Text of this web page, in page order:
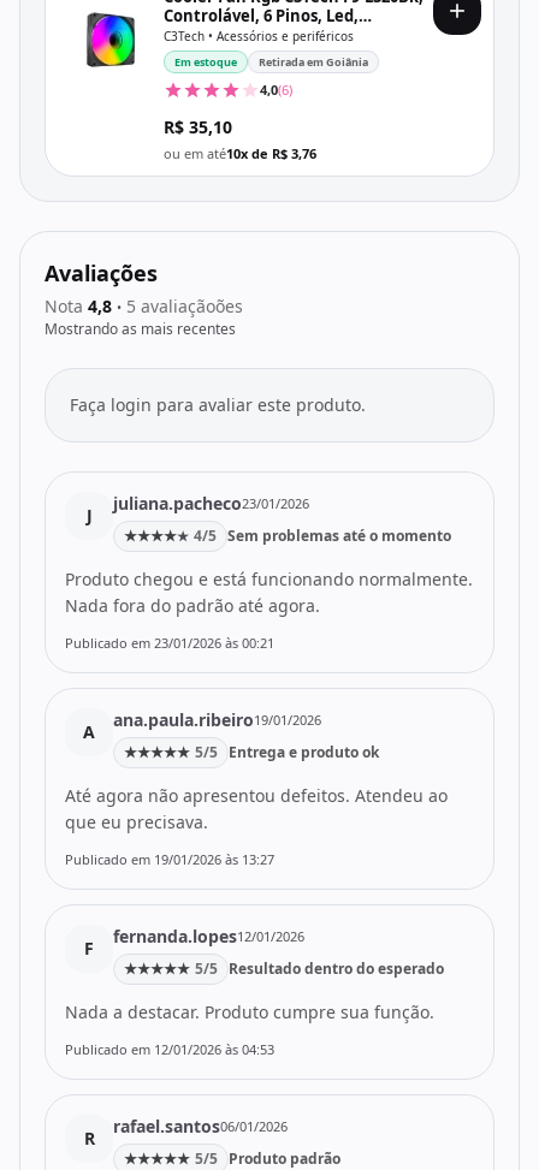
Controlável, 6 Pinos, Led,
120X120X25 Mm, Preto
C3Tech • Acessórios e periféricos
Em estoque Retirada em Goiânia
4,0(6)
R$ 35,10
ou em até10x de R$ 3,76
Avaliações
Nota 4,8 • 5 avaliaçãoões
Mostrando as mais recentes
Faça login para avaliar este produto.
J
juliana.pacheco23/01/2026
★★★★★ 4/5 Sem problemas até o momento
Produto chegou e está funcionando normalmente.
Nada fora do padrão até agora.
Publicado em 23/01/2026 às 00:21
A
ana.paula.ribeiro19/01/2026
★★★★★ 5/5 Entrega e produto ok
Até agora não apresentou defeitos. Atendeu ao
que eu precisava.
Publicado em 19/01/2026 às 13:27
F
fernanda.lopes12/01/2026
★★★★★ 5/5 Resultado dentro do esperado
Nada a destacar. Produto cumpre sua função.
Publicado em 12/01/2026 às 04:53
R
rafael.santos06/01/2026
★★★★★ 5/5 Produto padrão